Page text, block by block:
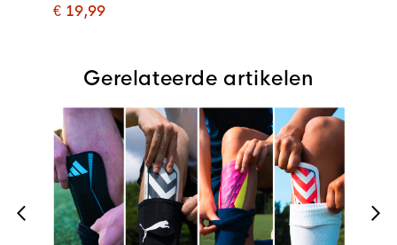
Gerelateerde artikelen
€ 19,99